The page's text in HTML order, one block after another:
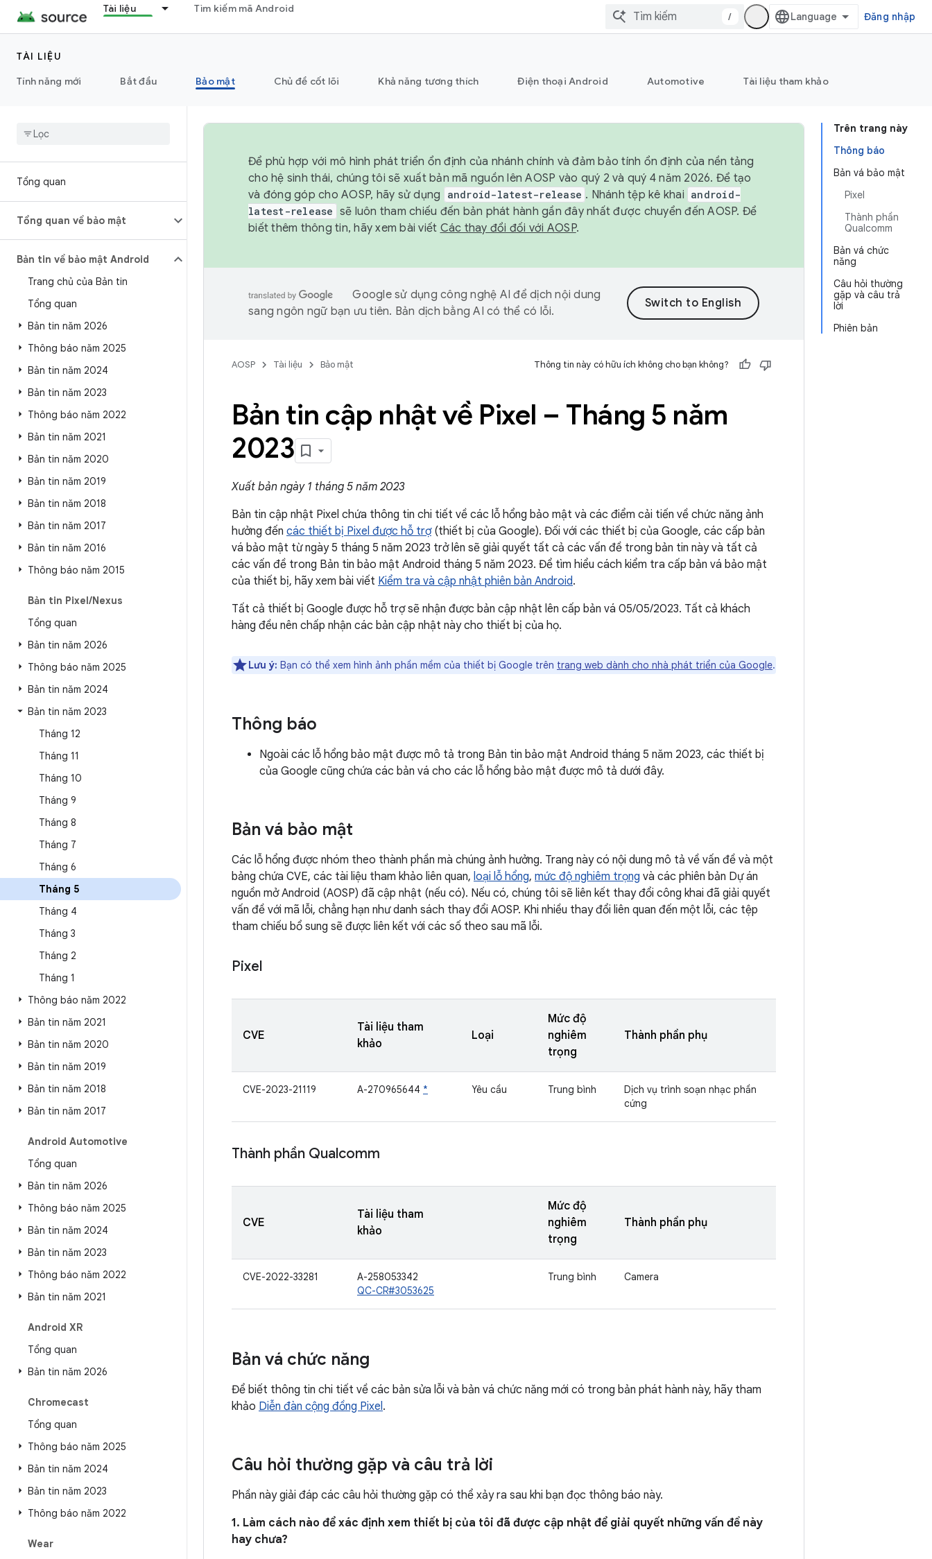
Tài liệu Tìm kiếm mã Android
/ Đăng nhập
TÀI LIỆU
Tính năng mới
Bắt đầu Bảo mật Chủ đề cốt lõi Khả năng tương thích Điện thoại Android Automotive Tài liệu tham khảo
Tổng quan
Tổng quan về bảo mật
Bản tin về bảo mật Android
Trang chủ của Bản tin
Tổng quan
Bản tin năm 2026
Thông báo năm 2025
Bản tin năm 2024
Bản tin năm 2023
Thông báo năm 2022
Bản tin năm 2021
Bản tin năm 2020
Bản tin năm 2019
Bản tin năm 2018
Bản tin năm 2017
Bản tin năm 2016
Thông báo năm 2015
Bản tin Pixel/Nexus
Tổng quan
Bản tin năm 2026
Thông báo năm 2025
Bản tin năm 2024
Bản tin năm 2023
Tháng 12
Tháng 11
Tháng 10
Tháng 9
Tháng 8
Tháng 7
Tháng 6
Tháng 5
Tháng 4
Tháng 3
Tháng 2
Tháng 1
Thông báo năm 2022
Bản tin năm 2021
Bản tin năm 2020
Bản tin năm 2019
Bản tin năm 2018
Bản tin năm 2017
Android Automotive
Tổng quan
Bản tin năm 2026
Thông báo năm 2025
Bản tin năm 2024
Bản tin năm 2023
Thông báo năm 2022
Bản tin năm 2021
Android XR
Tổng quan
Bản tin năm 2026
Chromecast
Tổng quan
Thông báo năm 2025
Bản tin năm 2024
Bản tin năm 2023
Thông báo năm 2022
Wear
Trên trang này
Thông báo
Bản vá bảo mật
Pixel
Thành phần
Qualcomm
Bản vá chức
năng
Câu hỏi thường
gặp và câu trả
lời
Phiên bản
Để phù hợp với mô hình phát triển ổn định của nhánh chính và đảm bảo tính ổn định của nền tảng
cho hệ sinh thái, chúng tôi sẽ xuất bản mã nguồn lên AOSP vào quý 2 và quý 4 năm 2026. Để tạo
và đóng góp cho AOSP, hãy sử dụng
android-latest-release . Nhánh tệp kê khai android-
latest-release sẽ luôn tham chiếu đến bản phát hành gần đây nhất được chuyển đến AOSP. Để
biết thêm thông tin, hãy xem bài viết Các thay đổi đối với AOSP.
Google sử dụng công nghệ AI để dịch nội dung
sang ngôn ngữ bạn ưu tiên. Bản dịch bằng AI có thể có lỗi.
AOSP Tài liệu Bảo mật Thông tin này có hữu ích không cho bạn không?
Bản tin cập nhật về Pixel – Tháng 5 năm
2023
Xuất bản ngày 1 tháng 5 năm 2023
Bản tin cập nhật Pixel chứa thông tin chi tiết về các lỗ hổng bảo mật và các điểm cải tiến về chức năng ảnh
hưởng đến các thiết bị Pixel được hỗ trợ(thiết bị của Google). Đối với các thiết bị của Google, các cấp bản
vá bảo mật từ ngày 5 tháng 5 năm 2023 trở lên sẽ giải quyết tất cả các vấn đề trong bản tin này và tất cả
các vấn đề trong Bản tin bảo mật Android tháng 5 năm 2023. Để tìm hiểu cách kiểm tra cấp bản vá bảo mật
của thiết bị, hãy xem bài viết Kiểm tra và cập nhật phiên bản Android.
Tất cả thiết bị Google được hỗ trợ sẽ nhận được bản cập nhật lên cấp bản vá 05/05/2023. Tất cả khách
hàng đều nên chấp nhận các bản cập nhật này cho thiết bị của họ.
Lưu ý: Bạn có thể xem hình ảnh phần mềm của thiết bị Google trên trang web dành cho nhà phát triển của Google.
Thông báo
Ngoài các lỗ hổng bảo mật được mô tả trong Bản tin bảo mật Android tháng 5 năm 2023, các thiết bị
của Google cũng chứa các bản vá cho các lỗ hổng bảo mật được mô tả dưới đây.
Bản vá bảo mật
Các lỗ hổng được nhóm theo thành phần mà chúng ảnh hưởng. Trang này có nội dung mô tả về vấn đề và một
bảng chứa CVE, các tài liệu tham khảo liên quan, loại lỗ hổng, mức độ nghiêm trọng và các phiên bản Dự án
nguồn mở Android (AOSP) đã cập nhật (nếu có). Nếu có, chúng tôi sẽ liên kết thay đổi công khai đã giải quyết
vấn đề với mã lỗi, chẳng hạn như danh sách thay đổi AOSP. Khi nhiều thay đổi liên quan đến một lỗi, các tệp
tham chiếu bổ sung sẽ được liên kết với các số theo sau mã lỗi.
Pixel
CVE
Tài liệu tham
khảo
Loại
Mức độ
nghiêm
trọng
Thành phần phụ
CVE-2023-21119 A-270965644 * Yêu cầu Trung bình
Dịch vụ trình soạn nhạc phần
cứng
Thành phần Qualcomm
CVE
Tài liệu tham
khảo
Mức độ
nghiêm
trọng
Thành phần phụ
CVE-2022-33281
A-258053342
QC-CR#3053625
Trung bình Camera
Bản vá chức năng
Để biết thông tin chi tiết về các bản sửa lỗi và bản vá chức năng mới có trong bản phát hành này, hãy tham
khảo Diễn đàn cộng đồng Pixel.
Câu hỏi thường gặp và câu trả lời
Phần này giải đáp các câu hỏi thường gặp có thể xảy ra sau khi bạn đọc thông báo này.
1. Làm cách nào để xác định xem thiết bị của tôi đã được cập nhật để giải quyết những vấn đề này
hay chưa?